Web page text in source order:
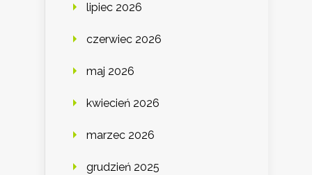
lipiec 2026
czerwiec 2026
maj 2026
kwiecień 2026
marzec 2026
grudzień 2025